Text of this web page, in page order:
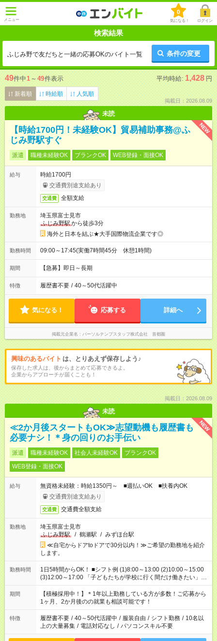
メニュー
0
気になる！ ログイン
検索結果
ふじみ野で友だちと一緒の応募OKのバイト一覧 条件の変更
49件中1 ～ 49件表示 平均時給: 1,428 円
新着順 時給順 人気順
掲載日：2026.08.09
未読
NEW
【時給1700円！未経験OK】貿易補助事務@ふ
じみ野駅すぐ
派遣 職種未経験OK ブランクOK WEB登録・面接OK
給与
時給1700円
交通費別途支給あり
交通費 全額支給
勤務地
埼玉県富士見市
ふじみ野駅から徒歩3分
海外と日本を結ぶ★大手国際物流企業です◎
勤務時間 09:00～17:45(実働7時間45分 休憩1時間)
期間 【急募】即日～長期
特徴 履歴書不要 / 40～50代活躍中
気になる！ 応募する 詳細へ
掲載元企業名 パーソルテンプスタッフ株式会社 首都圏
興味のあるバイト は、とりあえず保存しよう♪
保存した求人は、後からまとめて応募できるよ。
企業からアプローチが届くことも！
掲載日：2026.08.09
未読
NEW
≪2か月後スタートもOK≫志望動機も履歴書も
必要ナシ！＊身の回りのお手伝い
派遣 職種未経験OK 社会人未経験OK
ブランクOK
WEB登録・面接OK
給与
無資格未経験：時給1350円～ ■週払いOK ■扶養内OK
交通費別途支給あり
交通費 交通費全額支給
勤務地
埼玉県富士見市
ふじみ野駅
/ 鶴瀬駅 / みずほ台駅
≪自宅からドアtoドアで30分以内！≫ご希望の勤務地を紹介
します。
勤務時間
1日5時間からOK！ ■シフト例 (1)8:00～13:00 (2)10:00～15:00
(3)12:00～17:00 「子どもたちが学校に行く間だけ働きたい」
「余裕を持って夕飯の準備がしたい」 「午前中は働いて、午後
はプライベートの時間にしたい」 など、ご希望を教えてくださ
いね。 ※Wワーク希望の方へ 今ご覧のお仕事で希望する勤務時
間と、もう1つのお仕事の勤務時間。 合計で週40時間を超える
場合は応募できません。
期間
【積極採用中！】＊1年以上勤務している方が多数！ご応募から
1ヶ月、2か月後のの就業も相談可能です！
特徴 履歴書不要 / 40～50代活躍中 / 服装自由 / シフト勤務 / 10名以
上の大量募集 / 電話対応なし / パソコンスキル不要